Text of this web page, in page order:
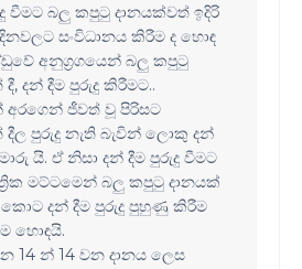
වීමට බලු කපුටු දානයක්වත් ඉදිරි
සංවිධානය කිරීම ද හොඳ
අනුග්‍රගයෙන් බලු කපුටු
දන් දීම පුරුදු කිරීමට..
ජීවත් වූ පිරිසට
දීල පුරුදු නැති බැවින් ලොකු දන්
යි. ඒ නිසා දන් දීම පුරුදු වීමට
මට්ටමෙන් බලු කපුටු දානයක්
කොට දන් දීම පුරුදු පුහුණු කිරීම
හොඳයි.
14 න් 14 වන දානය ලෙස